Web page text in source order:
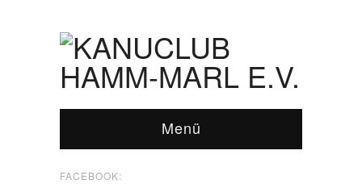
Menü
FACEBOOK: